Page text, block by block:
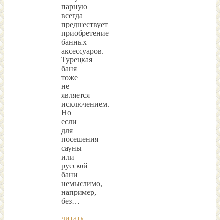
парную
всегда
предшествует
приобретение
банных
аксессуаров.
Турецкая
баня
тоже
не
является
исключением.
Но
если
для
посещения
сауны
или
русской
бани
немыслимо,
например,
без…
читать